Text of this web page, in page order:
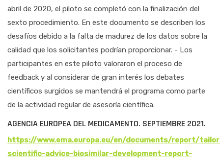
abril de 2020, el piloto se completó con la finalización del
sexto procedimiento. En este documento se describen los
desafíos debido a la falta de madurez de los datos sobre la
calidad que los solicitantes podrían proporcionar. - Los
participantes en este piloto valoraron el proceso de
feedback y al considerar de gran interés los debates
científicos surgidos se mantendrá el programa como parte
de la actividad regular de asesoría científica.
AGENCIA EUROPEA DEL MEDICAMENTO. SEPTIEMBRE 2021.
https://www.ema.europa.eu/en/documents/report/
scientific-advice-biosimilar-development-report-